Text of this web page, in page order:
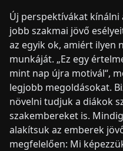
Új perspektívákat kínálni
jobb szakmai jövő
az egyik ok, amiért ilyen
munkáját. „Ez egy
mint nap újra motivál“,
legjobb megoldásokat.
növelni tudjuk a diákok
szakembereket is.
alakítsuk az emberek
megfelelően: Mi